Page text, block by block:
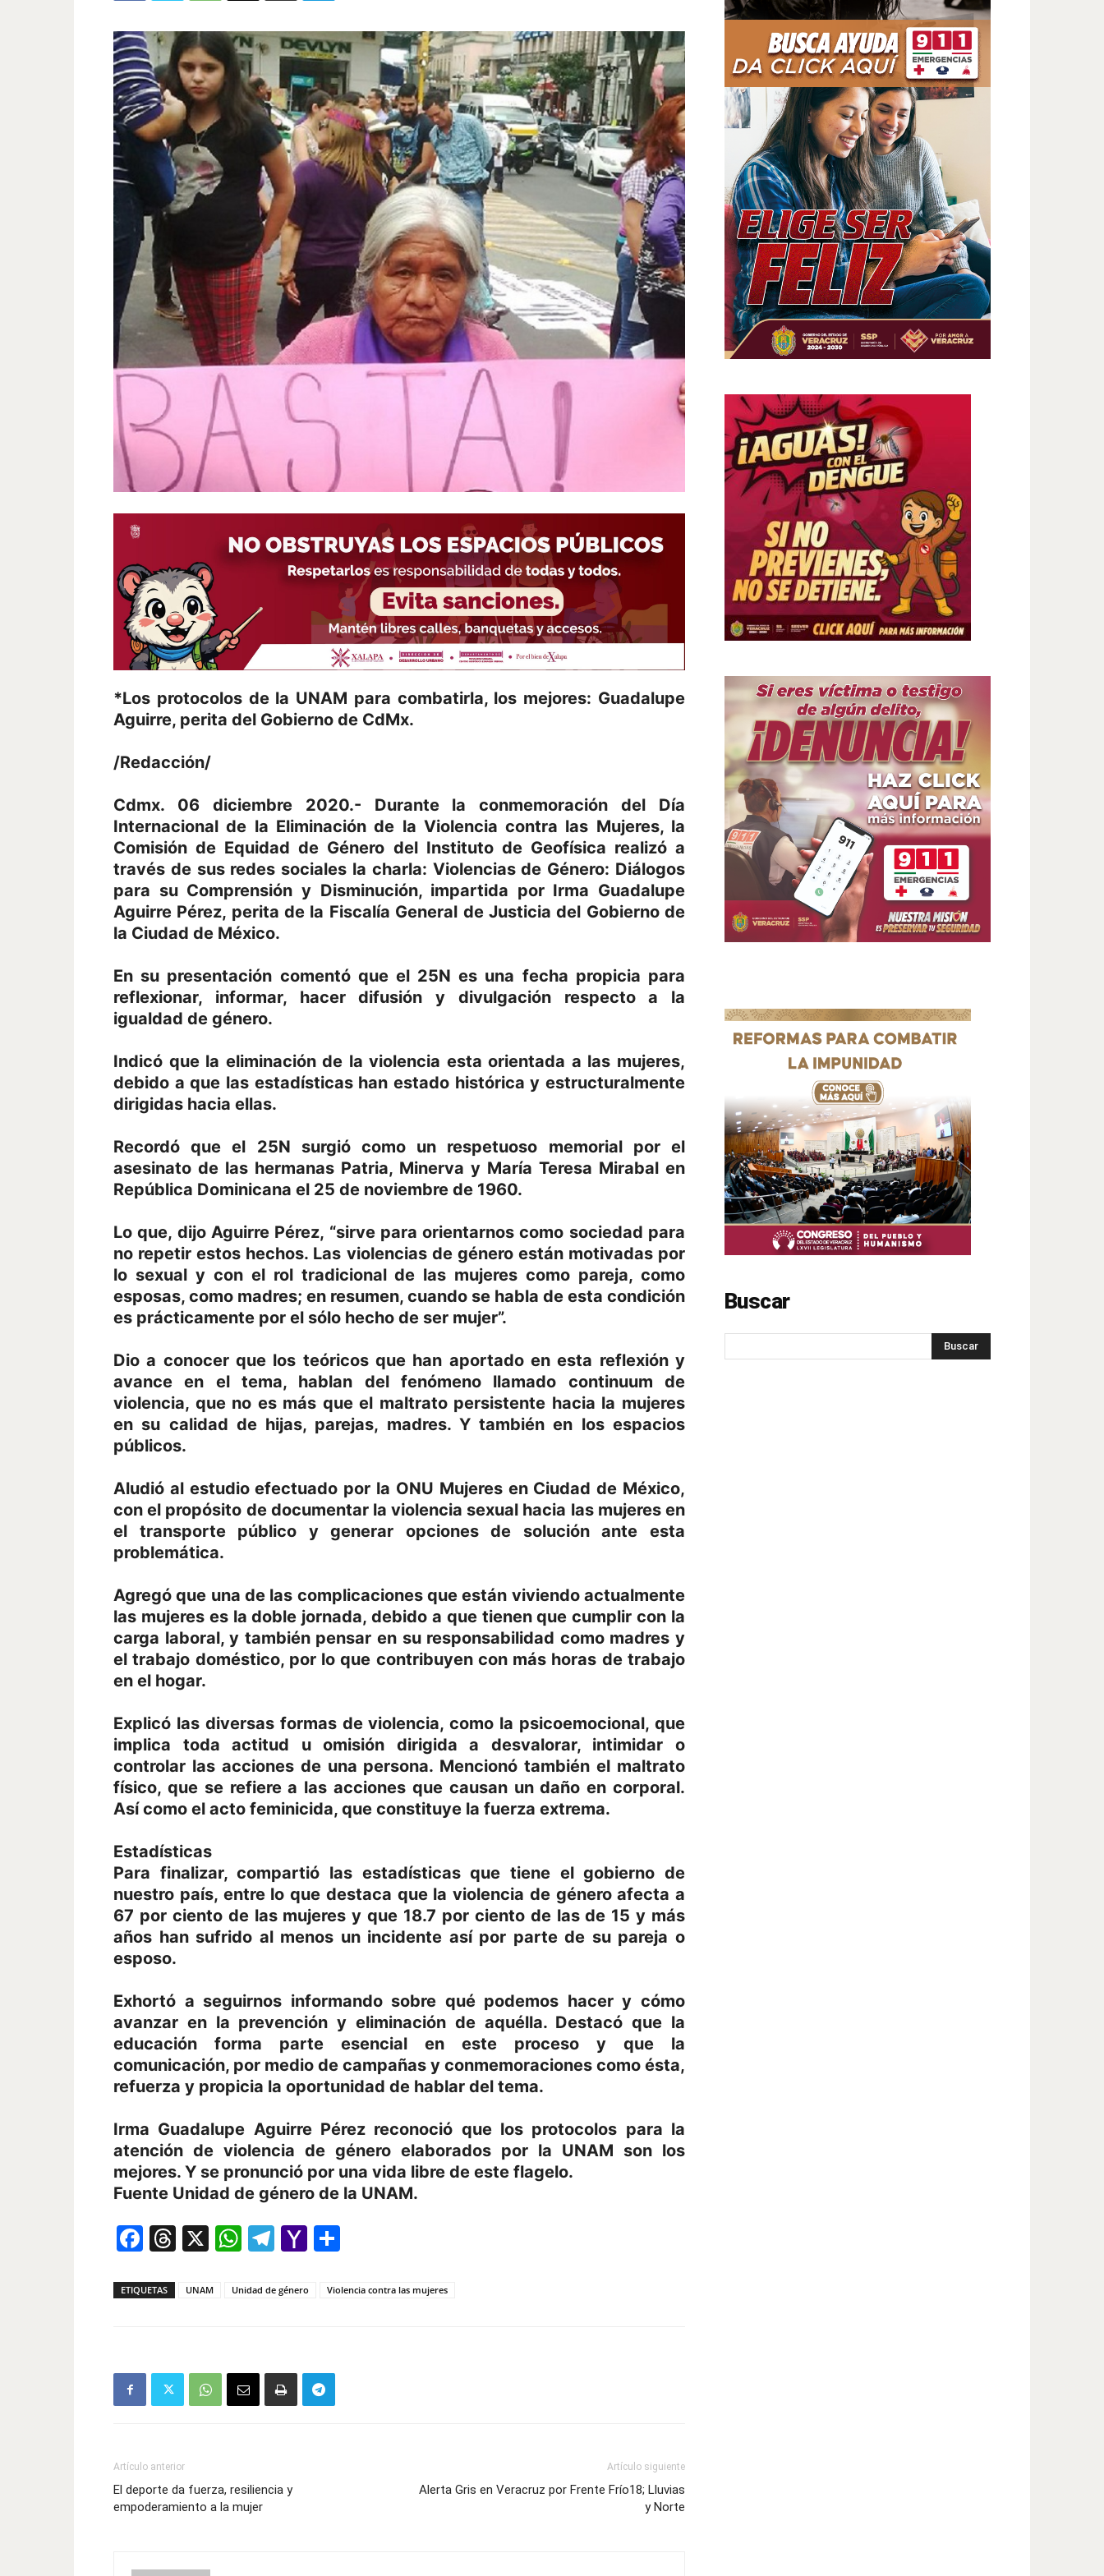
*Los protocolos de la UNAM para combatirla, los mejores: Guadalupe
Aguirre, perita del Gobierno de CdMx.
/Redacción/
Cdmx. 06 diciembre 2020.- Durante la conmemoración del Día
Internacional de la Eliminación de la Violencia contra las Mujeres, la
Comisión de Equidad de Género del Instituto de Geofísica realizó a
través de sus redes sociales la charla: Violencias de Género: Diálogos
para su Comprensión y Disminución, impartida por Irma Guadalupe
Aguirre Pérez, perita de la Fiscalía General de Justicia del Gobierno de
la Ciudad de México.
En su presentación comentó que el 25N es una fecha propicia para
reflexionar, informar, hacer difusión y divulgación respecto a la
igualdad de género.
Indicó que la eliminación de la violencia esta orientada a las mujeres,
debido a que las estadísticas han estado histórica y estructuralmente
dirigidas hacia ellas.
Recordó que el 25N surgió como un respetuoso memorial por el
asesinato de las hermanas Patria, Minerva y María Teresa Mirabal en
República Dominicana el 25 de noviembre de 1960.
Lo que, dijo Aguirre Pérez, “sirve para orientarnos como sociedad para
no repetir estos hechos. Las violencias de género están motivadas por
lo sexual y con el rol tradicional de las mujeres como pareja, como
esposas, como madres; en resumen, cuando se habla de esta condición
es prácticamente por el sólo hecho de ser mujer”.
Dio a conocer que los teóricos que han aportado en esta reflexión y
avance en el tema, hablan del fenómeno llamado continuum de
violencia, que no es más que el maltrato persistente hacia la mujeres
en su calidad de hijas, parejas, madres. Y también en los espacios
públicos.
Aludió al estudio efectuado por la ONU Mujeres en Ciudad de México,
con el propósito de documentar la violencia sexual hacia las mujeres en
el transporte público y generar opciones de solución ante esta
problemática.
Agregó que una de las complicaciones que están viviendo actualmente
las mujeres es la doble jornada, debido a que tienen que cumplir con la
carga laboral, y también pensar en su responsabilidad como madres y
el trabajo doméstico, por lo que contribuyen con más horas de trabajo
en el hogar.
Explicó las diversas formas de violencia, como la psicoemocional, que
implica toda actitud u omisión dirigida a desvalorar, intimidar o
controlar las acciones de una persona. Mencionó también el maltrato
físico, que se refiere a las acciones que causan un daño en corporal.
Así como el acto feminicida, que constituye la fuerza extrema.
Estadísticas
Para finalizar, compartió las estadísticas que tiene el gobierno de
nuestro país, entre lo que destaca que la violencia de género afecta a
67 por ciento de las mujeres y que 18.7 por ciento de las de 15 y más
años han sufrido al menos un incidente así por parte de su pareja o
esposo.
Exhortó a seguirnos informando sobre qué podemos hacer y cómo
avanzar en la prevención y eliminación de aquélla. Destacó que la
educación forma parte esencial en este proceso y que la
comunicación, por medio de campañas y conmemoraciones como ésta,
refuerza y propicia la oportunidad de hablar del tema.
Irma Guadalupe Aguirre Pérez reconoció que los protocolos para la
atención de violencia de género elaborados por la UNAM son los
mejores. Y se pronunció por una vida libre de este flagelo.
Fuente Unidad de género de la UNAM.
Facebook
Threads
X WhatsApp
Telegram
Yahoo
ETIQUETAS UNAM Unidad de género Violencia contra las mujeres
Artículo anterior
El deporte da fuerza, resiliencia y
empoderamiento a la mujer
Artículo siguiente
Alerta Gris en Veracruz por Frente Frío18; Lluvias
y Norte
Buscar